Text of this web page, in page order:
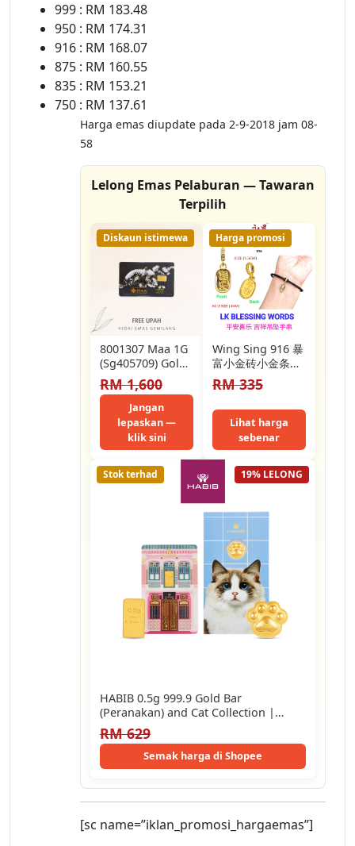
999 : RM 183.48
950 : RM 174.31
916 : RM 168.07
875 : RM 160.55
835 : RM 153.21
750 : RM 137.61
Harga emas diupdate pada 2-9-2018 jam 08-
58
Lelong Emas Pelaburan — Tawaran
Terpilih
Diskaun istimewa
8001307 Maa 1G
(Sg405709) Gold
Bar (1.35Cm) (1G)
[999 Gold]
RM 1,600
Jangan
lepaskan —
klik sini
Harga promosi
Wing Sing 916 暴
富小金砖小金条吊
坠 Loket 5G Gold
Bar 916 916 Gold
Get…
RM 335
Lihat harga
sebenar
19% LELONG
Stok terhad
HABIB 0.5g 999.9 Gold Bar
(Peranakan) and Cat Collection |
999.9 Gold…
RM 629
Semak harga di Shopee
[sc name=”iklan_promosi_hargaemas”]